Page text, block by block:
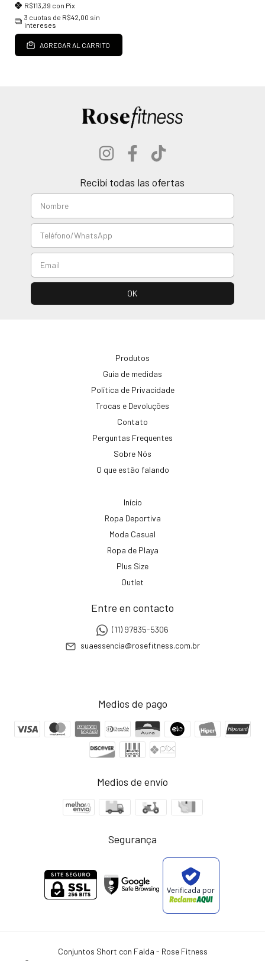
R$113,39 con Pix
3 cuotas de R$42,00 sin
intereses
AGREGAR AL CARRITO
Recibí todas las ofertas
Produtos
Guia de medidas
Política de Privacidade
Trocas e Devoluções
Contato
Perguntas Frequentes
Sobre Nós
O que estão falando
Início
Ropa Deportiva
Moda Casual
Ropa de Playa
Plus Size
Outlet
Entre en contacto
(11) 97835-5306
suaessencia@rosefitness.com.br
Medios de pago
Medios de envío
Segurança
Verificada por
Conjuntos Short con Falda - Rose Fitness